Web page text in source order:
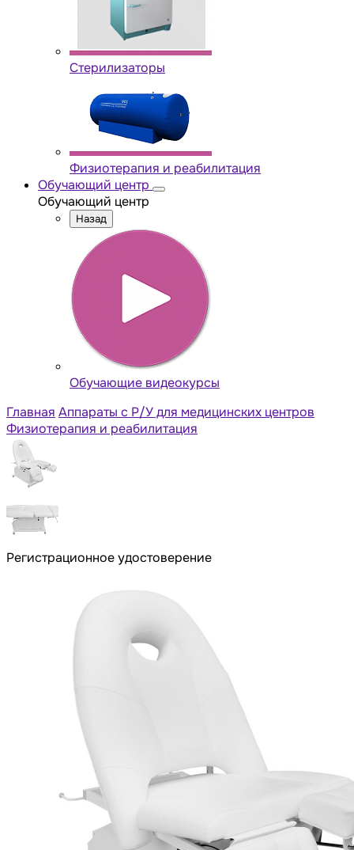
Стерилизаторы
Физиотерапия и реабилитация
Обучающий центр
Обучающий центр
Назад
Обучающие видеокурсы
Главная Аппараты с Р/У для медицинских центров
Физиотерапия и реабилитация
Регистрационное удостоверение